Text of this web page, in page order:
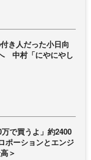
き人だった小日向
中村「にやにやし
で買うよ」約2400
ポーションとエンジ
＞